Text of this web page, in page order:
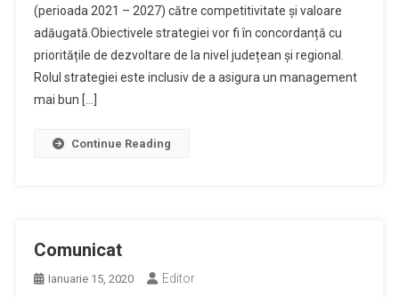
(perioada 2021 – 2027) către competitivitate și valoare
adăugată.Obiectivele strategiei vor fi în concordanță cu
prioritățile de dezvoltare de la nivel județean și regional.
Rolul strategiei este inclusiv de a asigura un management
mai bun […]
Continue Reading
Comunicat
Ianuarie 15, 2020 Editor